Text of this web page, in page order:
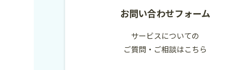
お問い合わせフォーム
サービスについての
ご質問・ご相談はこちら